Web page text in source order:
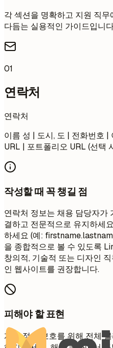
각 섹션을 명확하고 지원 직
다듬는 실용적인 가이드입니
01
연락처
연락처
이름 성 | 도시, 도 | 전화번호
URL | 포트폴리오 URL (선택
작성할 때 꼭 챙길 점
연락처 정보는 채용 담당자가
결하고 전문적으로 유지하세
하세요 (예:
을 종합적으로 볼 수 있도록
창의적, 기술적 또는 디자인
인 웹사이트를 권장합니다.
피해야 할 표현
개인 정보 보호를 위해 전체